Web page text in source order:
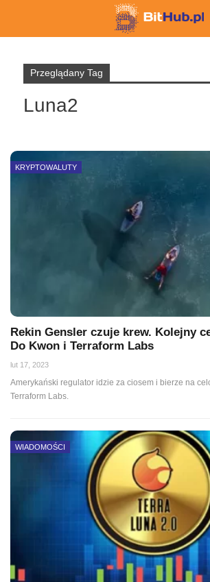
Przeglądany Tag
Luna2
KRYPTOWALUTY
Rekin Gensler czuje krew. Kolejny
Do Kwon i Terraform Labs
lut 17, 2023
Amerykański regulator idzie za ciosem i bierze na
Terraform Labs.
WIADOMOŚCI